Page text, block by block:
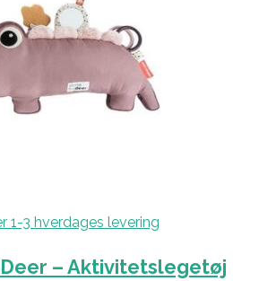
1-3 hverdages levering
– Aktivitetslegetøj